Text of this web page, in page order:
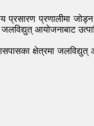
प्रसारण प्रणालीमा
आयोजनाबाट
क्षेत्रमा जलविद्युत्